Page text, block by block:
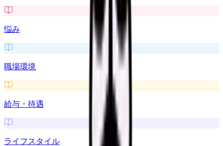
悩み
職場環境
給与・待遇
ライフスタイル